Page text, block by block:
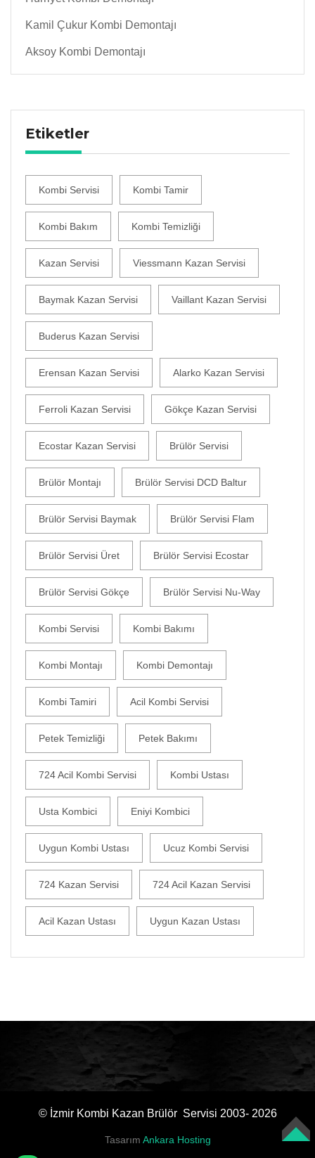
Kamil Çukur Kombi Demontajı
Aksoy Kombi Demontajı
Etiketler
Kombi Servisi Kombi Tamir
Kombi Bakım Kombi Temizliği
Kazan Servisi Viessmann Kazan Servisi
Baymak Kazan Servisi Vaillant Kazan Servisi
Buderus Kazan Servisi
Erensan Kazan Servisi Alarko Kazan Servisi
Ferroli Kazan Servisi Gökçe Kazan Servisi
Ecostar Kazan Servisi Brülör Servisi
Brülör Montajı Brülör Servisi DCD Baltur
Brülör Servisi Baymak Brülör Servisi Flam
Brülör Servisi Üret Brülör Servisi Ecostar
Brülör Servisi Gökçe Brülör Servisi Nu-Way
Kombi Servisi Kombi Bakımı
Kombi Montajı Kombi Demontajı
Kombi Tamiri Acil Kombi Servisi
Petek Temizliği Petek Bakımı
724 Acil Kombi Servisi Kombi Ustası
Usta Kombici Eniyi Kombici
Uygun Kombi Ustası Ucuz Kombi Servisi
724 Kazan Servisi 724 Acil Kazan Servisi
Acil Kazan Ustası Uygun Kazan Ustası
© İzmir Kombi Kazan Brülör Servisi 2003- 2026
Tasarım Ankara Hosting TOP